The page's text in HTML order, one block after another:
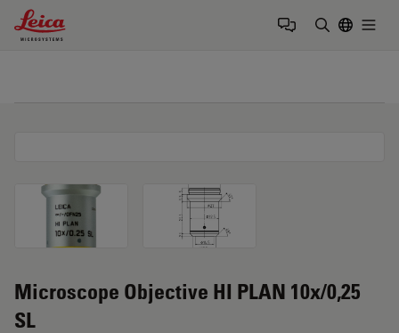
Leica Microsystems Logo
Microscope Objective HI PLAN 10x/0,25
SL